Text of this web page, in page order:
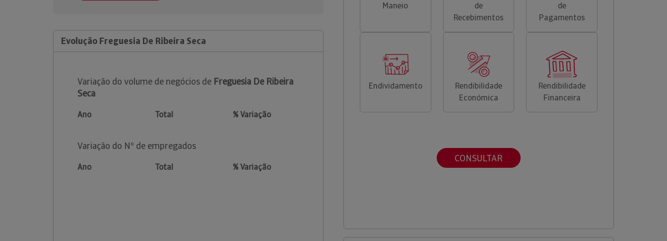
Evolução Freguesia De Ribeira Seca
Variação do volume de negócios de Freguesia De Ribeira
Seca
Ano Total % Variação
Variação do Nº de empregados
Ano Total % Variação
Maneio
de
Recebimentos
de
Pagamentos
Endividamento
Rendibilidade
Económica
Rendibilidade
Financeira
CONSULTAR